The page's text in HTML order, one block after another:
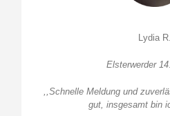
Lydia R.
Elsterwerder 14
,,Schnelle Meldung und
gut, insgesamt bin